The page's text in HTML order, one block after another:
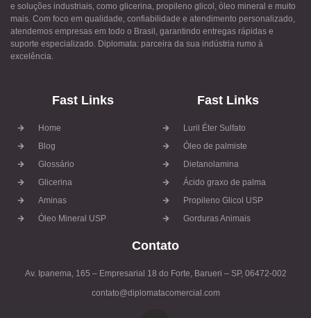
e soluções industriais, como glicerina, propileno glicol, óleo mineral e muito
mais. Com foco em qualidade, confiabilidade e atendimento personalizado,
atendemos empresas em todo o Brasil, garantindo entregas rápidas e
suporte especializado. Diplomata: parceira da sua indústria rumo à
excelência.
Fast Links
Home
Blog
Glossário
Glicerina
Aminas
Óleo Mineral USP
Fast Links
Luril Éter Sulfato
Óleo de palmiste
Dietanolamina
Ácido graxo de palma
Propileno Glicol USP
Gorduras Animais
Contato
Av. Ipanema, 165 – Empresarial 18 do Forte, Barueri – SP, 06472-002
contato@diplomatacomercial.com